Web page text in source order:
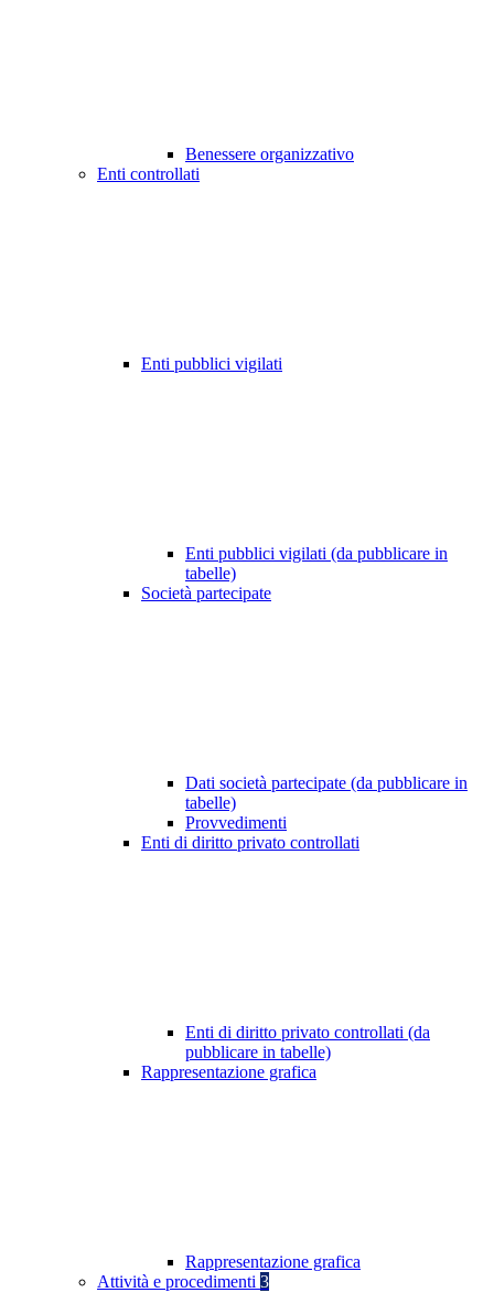
Benessere organizzativo
Enti controllati
Enti pubblici vigilati
Enti pubblici vigilati (da pubblicare in
tabelle)
Società partecipate
Dati società partecipate (da pubblicare in
tabelle)
Provvedimenti
Enti di diritto privato controllati
Enti di diritto privato controllati (da
pubblicare in tabelle)
Rappresentazione grafica
Rappresentazione grafica
Attività e procedimenti 3